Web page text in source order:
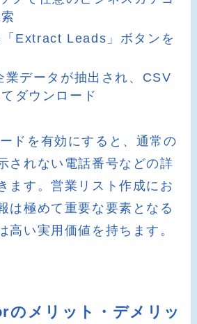
Extract Leads」ボタンを
業データが抽出され、CSV
ダウンロード
ドを有効にすると、通常の
されない電話番号などの詳
ます。営業リスト作成にお
は極めて重要な要素となる
高い実用価値を持ちます。
メリット・デメリッ